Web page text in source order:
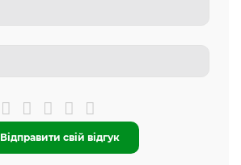
Відправити свій відгук